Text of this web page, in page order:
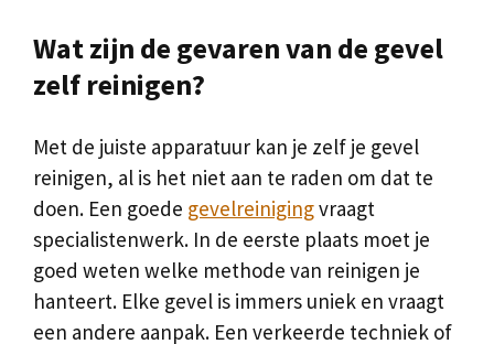
Wat zijn de gevaren van de gevel
zelf reinigen?
Met de juiste apparatuur kan je zelf je gevel
reinigen, al is het niet aan te raden om dat te
doen. Een goede gevelreinigingvraagt
specialistenwerk. In de eerste plaats moet je
goed weten welke methode van reinigen je
hanteert. Elke gevel is immers uniek en vraagt
een andere aanpak. Een verkeerde techniek of